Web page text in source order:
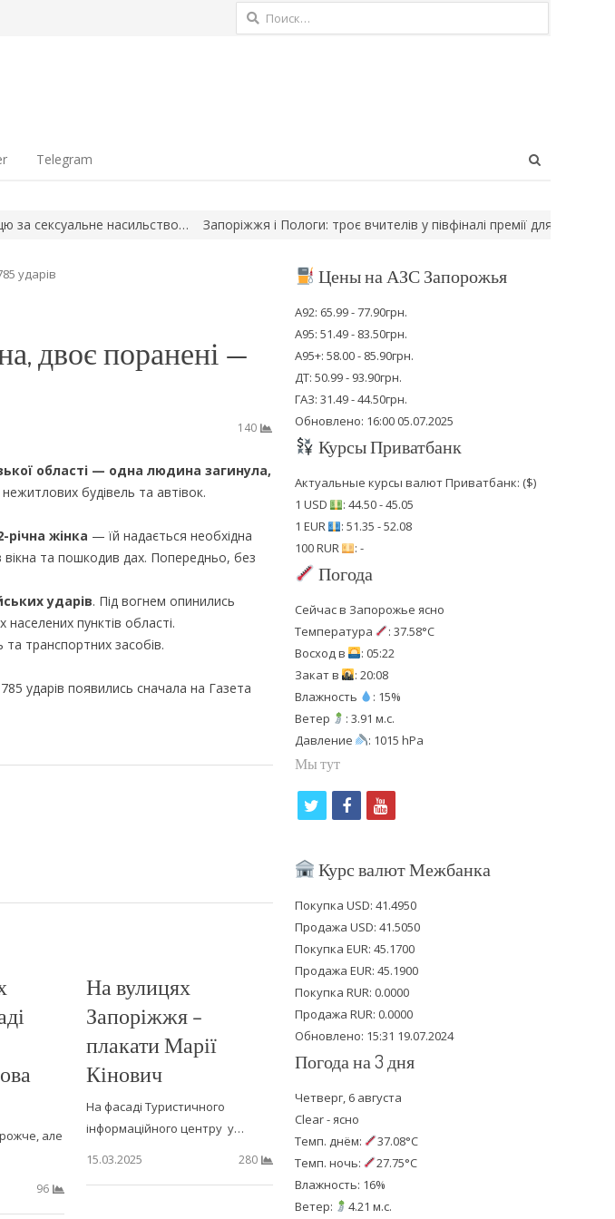
Найти:
Telegram
насильство… Запоріжжя і Пологи: троє вчителів у півфіналі премії для найкращих…
ударів
двоє поранені —
140
області — одна людина загинула,
будівель та автівок.
річна жінка — їй надається необхідна
та пошкодив дах. Попередньо, без
ударів. Під вогнем опинились
пунктів області.
транспортних засобів.
ударів появились сначала на Газета
але
96
На вулицях
Запоріжжя –
плакати Марії
Кінович
На фасаді Туристичного
інформаційного центру у…
15.03.2025
280
Цены на АЗС Запорожья
А92: 65.99 - 77.90грн.
А95: 51.49 - 83.50грн.
А95+: 58.00 - 85.90грн.
ДТ: 50.99 - 93.90грн.
ГАЗ: 31.49 - 44.50грн.
Обновлено: 16:00 05.07.2025
Курсы Приватбанк
Актуальные курсы валют Приватбанк: ($)
1 USD
: 44.50 - 45.05
1 EUR
: 51.35 - 52.08
100 RUR
: -
Погода
Сейчас в Запорожье ясно
Температура
: 37.58°C
Восход в
: 05:22
Закат в
: 20:08
Влажность
: 15%
Ветер
: 3.91 м.с.
Давление
: 1015 hPa
Мы тут
i
t
e
r
f
c
b
o
o
k
y
u
u
b
e
Курс валют Межбанка
Покупка USD: 41.4950
Продажа USD: 41.5050
Покупка EUR: 45.1700
Продажа EUR: 45.1900
Покупка RUR: 0.0000
Продажа RUR: 0.0000
Обновлено: 15:31 19.07.2024
Погода на 3 дня
Четверг, 6 августа
Clear - ясно
Темп. днём:
37.08°C
Темп. ночь:
27.75°C
Влажность: 16%
Ветер:
4.21 м.с.